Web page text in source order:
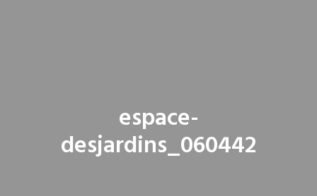
espace-
desjardins_060442